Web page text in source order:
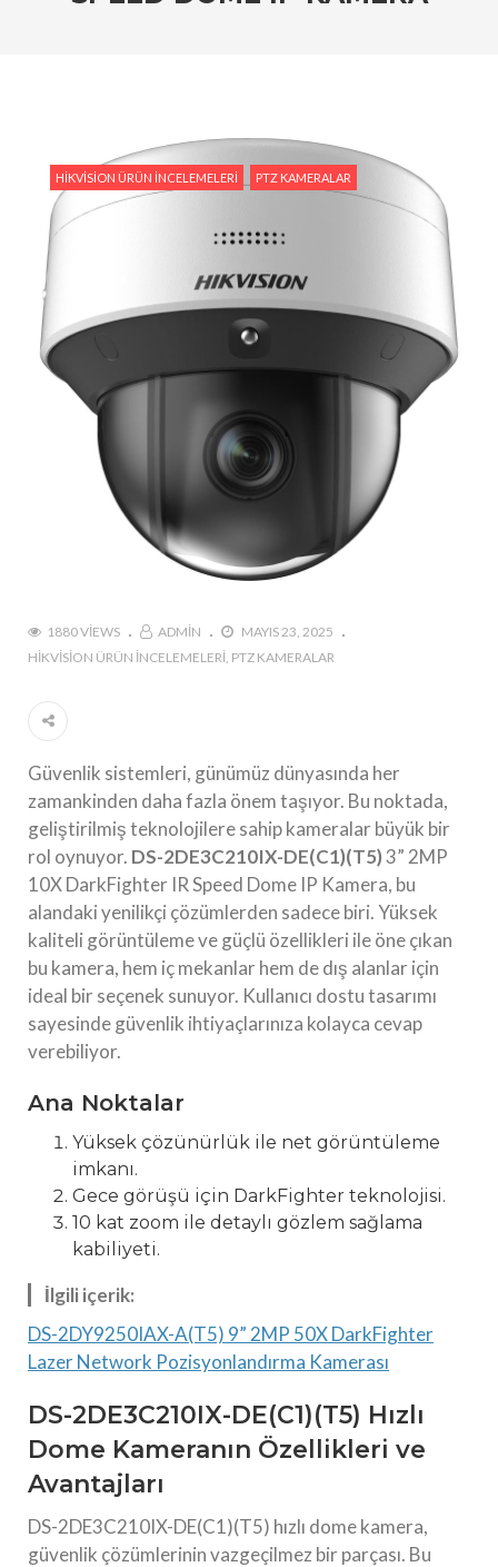
Avantajları
#Hikvision AI Teknolojileri ile Güvenlikte Yeni
Dönem
#Yapay Zeka Destekli Kamera Sistemlerinin
Avantajları
#Hikvision Akıllı Video İzleme: Özellikler ve
Avantajlar
HIKVISION ÜRÜN İNCELEMELERI PTZ KAMERALAR
1880 VIEWS ADMIN
MAYIS 23, 2025
HIKVISION ÜRÜN İNCELEMELERI PTZ KAMERALAR
Güvenlik sistemleri, günümüz dünyasında her
zamankinden daha fazla önem taşıyor. Bu noktada,
geliştirilmiş teknolojilere sahip kameralar büyük bir
rol oynuyor. DS-2DE3C210IX-DE(C1)(T5)3” 2MP
10X DarkFighter IR Speed Dome IP Kamera, bu
alandaki yenilikçi çözümlerden sadece biri. Yüksek
kaliteli görüntüleme ve güçlü özellikleri ile öne çıkan
bu kamera, hem iç mekanlar hem de dış alanlar için
ideal bir seçenek sunuyor. Kullanıcı dostu tasarımı
sayesinde güvenlik ihtiyaçlarınıza kolayca cevap
verebiliyor.
Ana Noktalar
Yüksek çözünürlük ile net görüntüleme
imkanı.
Gece görüşü için DarkFighter teknolojisi.
10 kat zoom ile detaylı gözlem sağlama
kabiliyeti.
İlgili içerik:
DS-2DY9250IAX-A(T5) 9” 2MP 50X DarkFighter
Lazer Network Pozisyonlandırma Kamerası
DS-2DE3C210IX-DE(C1)(T5) Hızlı
Dome Kameranın Özellikleri ve
Avantajları
DS-2DE3C210IX-DE(C1)(T5) hızlı dome kamera,
güvenlik çözümlerinin vazgeçilmez bir parçası. Bu